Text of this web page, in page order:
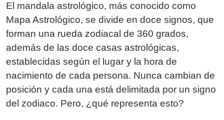
El mandala astrológico, más conocido como
Mapa Astrológico, se divide en doce signos, que
forman una rueda zodiacal de 360 grados,
además de las doce casas astrológicas,
establecidas según el lugar y la hora de
nacimiento de cada persona. Nunca cambian de
posición y cada una está delimitada por un signo
del zodiaco. Pero, ¿qué representa esto?